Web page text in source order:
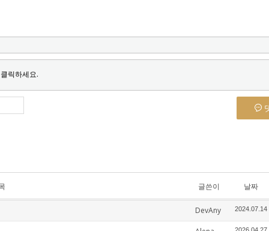
릭하세요.
글쓴이 날짜
DevAny 2024.07.14